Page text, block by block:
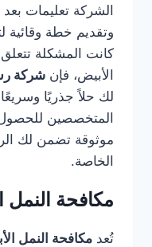
الشركة تعليمات
وتقديم خطة
كانت المشكلة
الأبيض، فإن شركة
لك حلاً جذريًا
المتخصصين
موثوقة تضمن لك
الخاصة.
مكافحة النمل
تُعد مكافحة النمل